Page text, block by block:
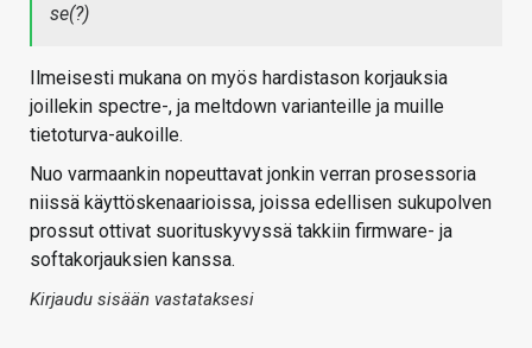
se(?)
Ilmeisesti mukana on myös hardistason korjauksia
joillekin spectre-, ja meltdown varianteille ja muille
tietoturva-aukoille.
Nuo varmaankin nopeuttavat jonkin verran prosessoria
niissä käyttöskenaarioissa, joissa edellisen sukupolven
prossut ottivat suorituskyvyssä takkiin firmware- ja
softakorjauksien kanssa.
Kirjaudu sisään vastataksesi